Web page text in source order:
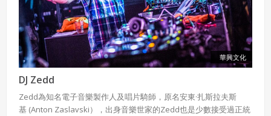
華興文化
DJ Zedd
Zedd為知名電子音樂製作人及唱片騎師，原名安東·扎斯拉夫斯
基 (Anton Zaslavski），出身音樂世家的Zedd也是少數接受過正統